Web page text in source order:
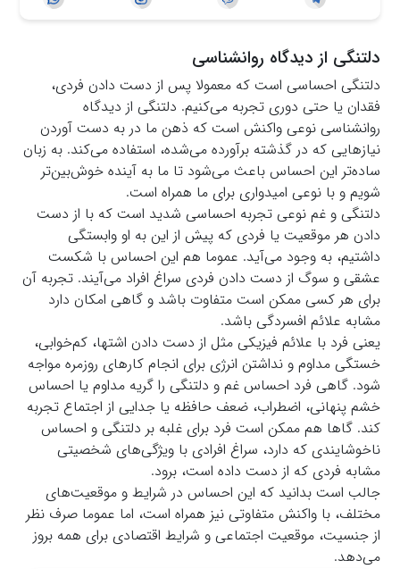
دلتنگی از دیدگاه روانشناسی
دلتنگی احساسی است که معمولا پس از دست دادن فردی،
فقدان یا حتی دوری تجربه می‌کنیم. دلتنگی از دیدگاه
روانشناسی نوعی واکنش است که ذهن ما در به دست آوردن
نیازهایی که در گذشته برآورده می‌شده، استفاده می‌کند. به زبان
ساده‌تر این احساس باعث می‌شود تا ما به آینده خوش‌بین‌تر
شویم و با نوعی امیدواری برای ما همراه است.
دلتنگی و غم نوعی تجربه احساسی شدید است که با از دست
دادن هر موقعیت یا فردی که پیش از این به او وابستگی
داشتیم، به وجود می‌آید. عموما هم این احساس با شکست
عشقی و سوگ از دست دادن فردی سراغ افراد می‌آیند. تجربه آن
برای هر کسی ممکن است متفاوت باشد و گاهی امکان دارد
مشابه علائم افسردگی باشد.
یعنی فرد با علائم فیزیکی مثل از دست دادن اشتها، کم‌خوابی،
خستگی مداوم و نداشتن انرژی برای انجام کارهای روزمره مواجه
شود. گاهی فرد احساس غم و دلتنگی را گریه مداوم یا احساس
خشم پنهانی، اضطراب، ضعف حافظه یا جدایی از اجتماع تجربه
کند. گاها هم ممکن است فرد برای غلبه بر دلتنگی و احساس
ناخوشایندی که دارد، سراغ افرادی با ویژگی‌های شخصیتی
مشابه فردی که از دست داده است، برود.
جالب است بدانید که این احساس در شرایط و موقعیت‌های
مختلف، با واکنش متفاوتی نیز همراه است، اما عموما صرف نظر
از جنسیت، موقعیت اجتماعی و شرایط اقتصادی برای همه بروز
می‌دهد.